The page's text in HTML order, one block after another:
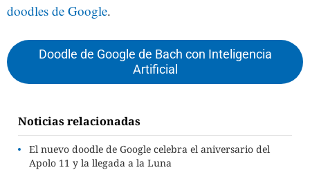
doodles de Google.
Doodle de Google de Bach con Inteligencia
Artificial
Noticias relacionadas
El nuevo doodle de Google celebra el aniversario del
Apolo 11 y la llegada a la Luna